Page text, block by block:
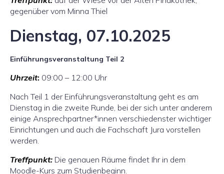
gegenüber vom Minna Thiel
Dienstag, 07.10.2025
Einführungsveranstaltung Teil 2
Uhrzeit: 09:00 – 12:00 Uhr
Nach Teil 1 der Einführungsveranstaltung geht es am
Dienstag in die zweite Runde, bei der sich unter anderem
einige Ansprechpartner*innen verschiedenster wichtiger
Einrichtungen und auch die Fachschaft Jura vorstellen
werden.
Treffpunkt: Die genauen Räume findet Ihr in dem
Moodle-Kurs zum Studienbeginn.